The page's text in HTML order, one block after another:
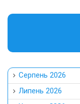
Серпень 2026
Липень 2026